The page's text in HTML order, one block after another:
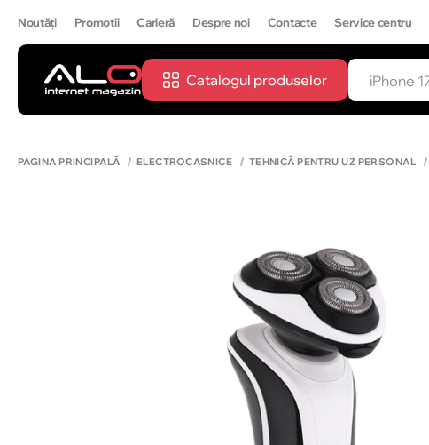
Noutăți Promoții Carieră Despre noi Contacte Service centru
Catalogul produselor
PAGINA PRINCIPALĂ ELECTROCASNICE TEHNICĂ PENTRU UZ PERSONAL